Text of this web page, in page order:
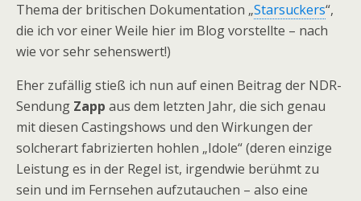
Thema der britischen Dokumentation „Starsuckers“,
die ich vor einer Weile hier im Blog vorstellte – nach
wie vor sehr sehenswert!)
Eher zufällig stieß ich nun auf einen Beitrag der NDR-
Sendung Zapp aus dem letzten Jahr, die sich genau
mit diesen Castingshows und den Wirkungen der
solcherart fabrizierten hohlen „Idole“ (deren einzige
Leistung es in der Regel ist, irgendwie berühmt zu
sein und im Fernsehen aufzutauchen – also eine